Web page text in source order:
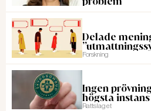
Delade
Forskning
Ingen
högsta instans
Rattslaget